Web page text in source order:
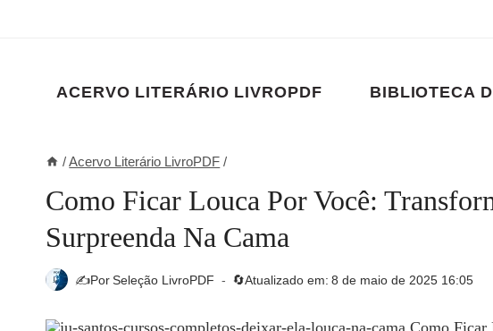
ACERVO LITERÁRIO LIVROPDF BIBLIOTECA
/Acervo Literário LivroPDF /
Como Ficar Louca Por Você:
Surpreenda Na Cama
✍️PorSeleção LivroPDF 🔄Atualizado em: 8 de maio de 2025 16:05